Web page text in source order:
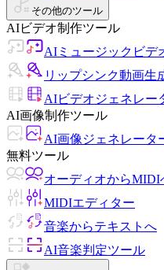
その他のツール
AIビデオ制作ツール
AIミュージックビデ
リップシンク動画生
AIビデオジェネレー
AI画像制作ツール
AI画像ジェネレータ
無料ツール
オーディオからMIDI
MIDIエディター
音楽からテキストへ
AI音楽判定ツール